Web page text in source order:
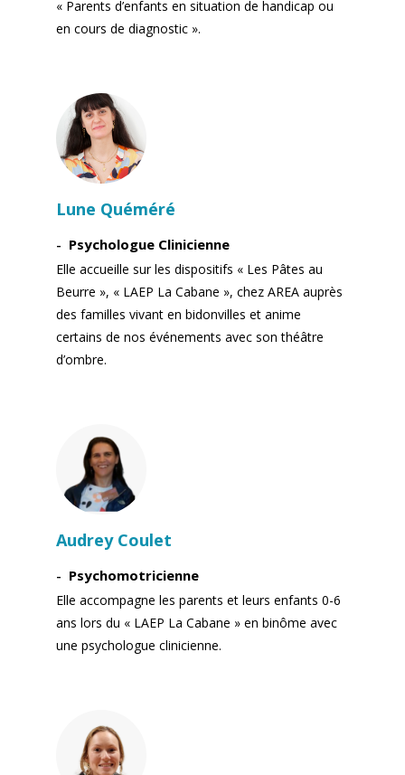
« Parents d’enfants en situation de handicap ou
en cours de diagnostic ».
Lune Quéméré
Psychologue Clinicienne
Elle accueille sur les dispositifs « Les Pâtes au
Beurre », « LAEP La Cabane », chez AREA auprès
des familles vivant en bidonvilles et anime
certains de nos événements avec son théâtre
d’ombre.
Audrey Coulet
Psychomotricienne
Elle accompagne les parents et leurs enfants 0-6
ans lors du « LAEP La Cabane » en binôme avec
une psychologue clinicienne.